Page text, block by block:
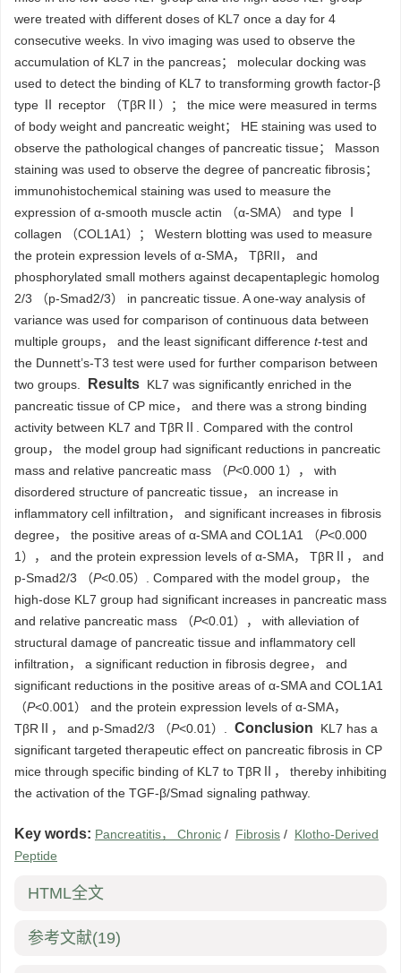
were treated with different doses of KL7 once a day for 4
consecutive weeks. In vivo imaging was used to observe the
accumulation of KL7 in the pancreas； molecular docking was
used to detect the binding of KL7 to transforming growth factor-β
type Ⅱ receptor （TβRⅡ）； the mice were measured in terms
of body weight and pancreatic weight； HE staining was used to
observe the pathological changes of pancreatic tissue； Masson
staining was used to observe the degree of pancreatic fibrosis；
immunohistochemical staining was used to measure the
expression of α-smooth muscle actin （α-SMA） and type Ⅰ
collagen （COL1A1）； Western blotting was used to measure
the protein expression levels of α-SMA， TβRII， and
phosphorylated small mothers against decapentaplegic homolog
2/3 （p-Smad2/3） in pancreatic tissue. A one-way analysis of
variance was used for comparison of continuous data between
multiple groups， and the least significant difference t-test and
the Dunnett’s-T3 test were used for further comparison between
two groups.
Results KL7 was significantly enriched in the
pancreatic tissue of CP mice， and there was a strong binding
activity between KL7 and TβRⅡ. Compared with the control
group， the model group had significant reductions in pancreatic
mass and relative pancreatic mass （P<0.000 1）， with
disordered structure of pancreatic tissue， an increase in
inflammatory cell infiltration， and significant increases in fibrosis
degree， the positive areas of α-SMA and COL1A1 （P<0.000
1）， and the protein expression levels of α-SMA， TβRⅡ， and
p-Smad2/3 （P<0.05）. Compared with the model group， the
high-dose KL7 group had significant increases in pancreatic mass
and relative pancreatic mass （P<0.01）， with alleviation of
structural damage of pancreatic tissue and inflammatory cell
infiltration， a significant reduction in fibrosis degree， and
significant reductions in the positive areas of α-SMA and COL1A1
（P<0.001） and the protein expression levels of α-SMA，
TβRⅡ， and p-Smad2/3 （P<0.01）. Conclusion KL7 has a
significant targeted therapeutic effect on pancreatic fibrosis in CP
mice through specific binding of KL7 to TβRⅡ， thereby inhibiting
the activation of the TGF-β/Smad signaling pathway.
Key words: Pancreatitis， Chronic / Fibrosis / Klotho-Derived
Peptide
HTML全文
参考文献(19)